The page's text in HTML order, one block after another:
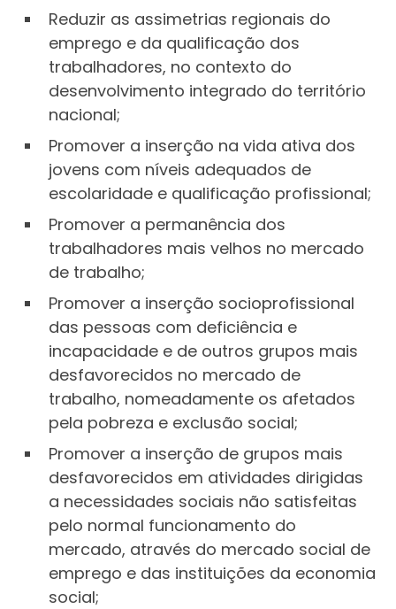
Reduzir as assimetrias regionais do
emprego e da qualificação dos
trabalhadores, no contexto do
desenvolvimento integrado do território
nacional;
Promover a inserção na vida ativa dos
jovens com níveis adequados de
escolaridade e qualificação profissional;
Promover a permanência dos
trabalhadores mais velhos no mercado
de trabalho;
Promover a inserção socioprofissional
das pessoas com deficiência e
incapacidade e de outros grupos mais
desfavorecidos no mercado de
trabalho, nomeadamente os afetados
pela pobreza e exclusão social;
Promover a inserção de grupos mais
desfavorecidos em atividades dirigidas
a necessidades sociais não satisfeitas
pelo normal funcionamento do
mercado, através do mercado social de
emprego e das instituições da economia
social;